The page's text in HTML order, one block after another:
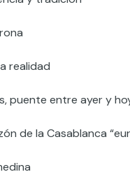
realidad
puente entre ayer y
de la Casablanca